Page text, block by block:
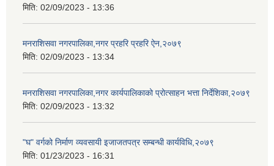
मिति: 02/09/2023 - 13:36
मनराशिसवा नगरपालिका,नगर प्रहरि प्रहरि ऐन,२०७९
मिति: 02/09/2023 - 13:34
मनराशिसवा नगरपालिका,नगर कार्यपालिकाको प्रोत्साहन भत्ता निर्देशिका,२०७९
मिति: 02/09/2023 - 13:32
"घ" वर्गको निर्माण व्यवसायी इजाजतपत्र सम्बन्धी कार्यविधि,२०७९
मिति: 01/23/2023 - 16:31